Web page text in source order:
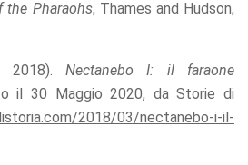
the Pharaohs, Thames and Hudson,
2018).Nectanebo I: il faraone
il 30 Maggio 2020, da Storie di
2018/03/nectanebo-i-il-